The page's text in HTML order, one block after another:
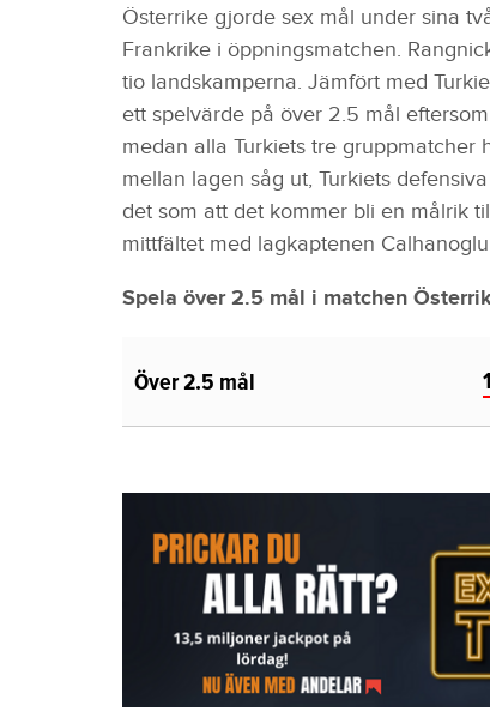
Österrike gjorde sex mål under sina
Frankrike i öppningsmatchen.
tio landskamperna. Jämfört med
ett spelvärde på över 2.5 mål
medan alla Turkiets tre gruppmatcher
mellan lagen såg ut, Turkiets
det som att det kommer bli en målrik
mittfältet med lagkaptenen
Spela över 2.5 mål i matchen
Över 2.5 mål